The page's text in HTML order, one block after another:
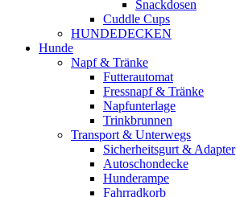
Snackdosen
Cuddle Cups
HUNDEDECKEN
Hunde
Napf & Tränke
Futterautomat
Fressnapf & Tränke
Napfunterlage
Trinkbrunnen
Transport & Unterwegs
Sicherheitsgurt & Adapter
Autoschondecke
Hunderampe
Fahrradkorb